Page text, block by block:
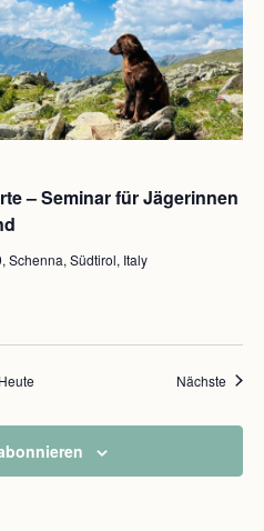
– Seminar für Jägerinnen
Schenna, Südtirol, Italy
Heute Nächste